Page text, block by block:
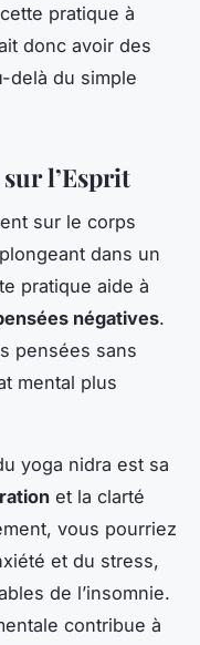
pratique à
donc avoir des
delà du simple
l’Esprit
sur le corps
dans un
pratique aide à
négatives.
pensées sans
mental plus
yoga nidra est sa
et la clarté
vous pourriez
et du stress,
de l’insomnie.
contribue à